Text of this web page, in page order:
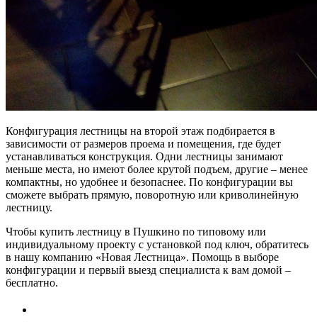
Конфигурация лестницы на второй этаж подбирается в
зависимости от размеров проема и помещения, где будет
устанавливаться конструкция. Одни лестницы занимают
меньше места, но имеют более крутой подъем, другие – менее
компактны, но удобнее и безопаснее. По конфигурации вы
сможете выбрать прямую, поворотную или криволинейную
лестницу.
Чтобы купить лестницу в Пушкино по типовому или
индивидуальному проекту с установкой под ключ, обратитесь
в нашу компанию «Новая Лестница». Помощь в выборе
конфигурации и первый выезд специалиста к вам домой –
бесплатно.